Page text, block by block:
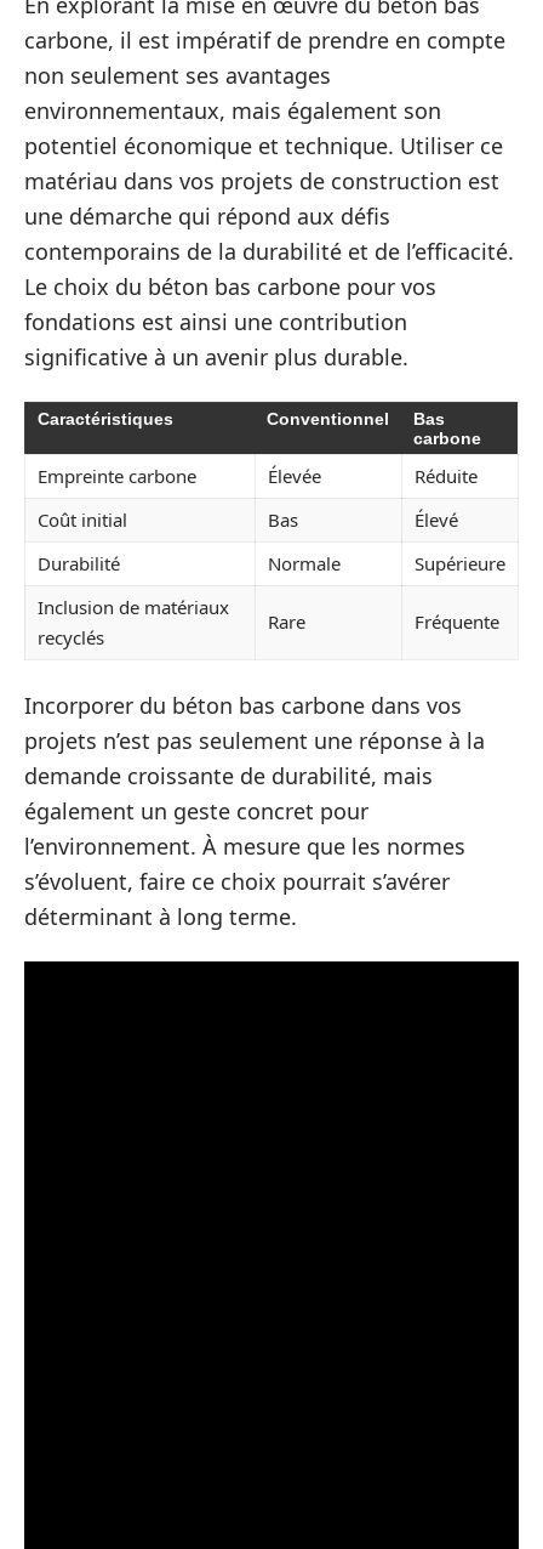
carbone, il est impératif de prendre en compte
non seulement ses avantages
environnementaux, mais également son
potentiel économique et technique. Utiliser ce
matériau dans vos projets de construction est
une démarche qui répond aux défis
contemporains de la durabilité et de l’efficacité.
Le choix du béton bas carbone pour vos
fondations est ainsi une contribution
significative à un avenir plus durable.
Caractéristiques Conventionnel
Bas
carbone
Empreinte carbone Élevée
Réduite
Coût initial
Bas
Élevé
Durabilité
Normale
Supérieure
Inclusion de matériaux
recyclés
Rare Fréquente
Incorporer du béton bas carbone dans vos
projets n’est pas seulement une réponse à la
demande croissante de durabilité, mais
également un geste concret pour
l’environnement. À mesure que les normes
s’évoluent, faire ce choix pourrait s’avérer
déterminant à long terme.